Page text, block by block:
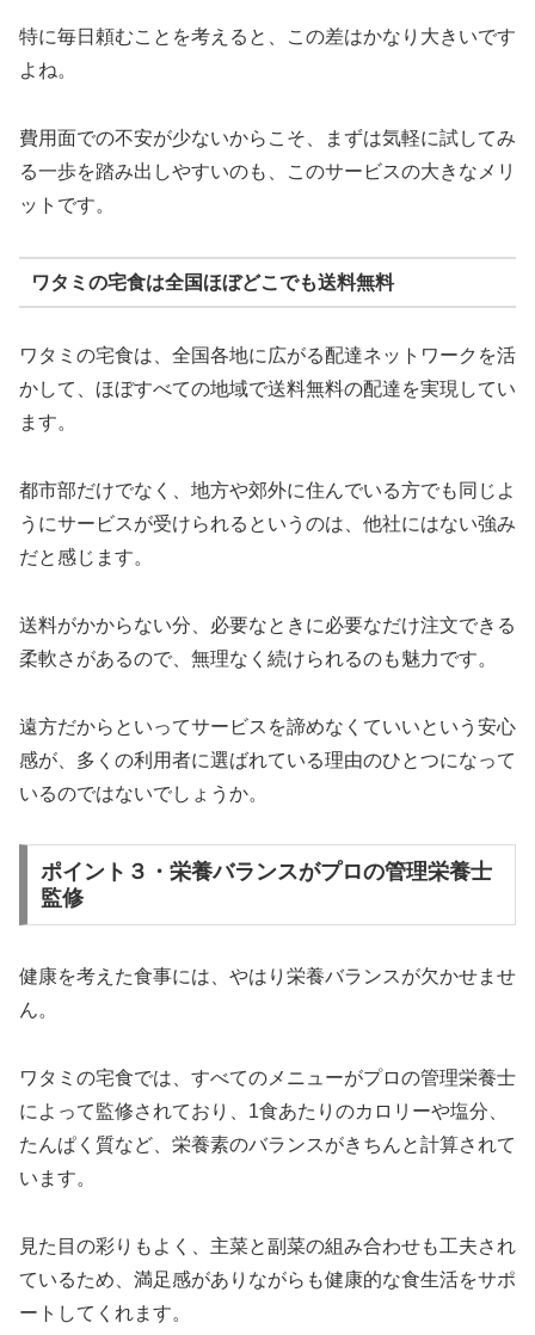
特に毎日頼むことを考えると、この差はかなり大きいです
よね。
費用面での不安が少ないからこそ、まずは気軽に試してみ
る一歩を踏み出しやすいのも、このサービスの大きなメリ
ットです。
ワタミの宅食は全国ほぼどこでも送料無料
ワタミの宅食は、全国各地に広がる配達ネットワークを活
かして、ほぼすべての地域で送料無料の配達を実現してい
ます。
都市部だけでなく、地方や郊外に住んでいる方でも同じよ
うにサービスが受けられるというのは、他社にはない強み
だと感じます。
送料がかからない分、必要なときに必要なだけ注文できる
柔軟さがあるので、無理なく続けられるのも魅力です。
遠方だからといってサービスを諦めなくていいという安心
感が、多くの利用者に選ばれている理由のひとつになって
いるのではないでしょうか。
ポイント３・栄養バランスがプロの管理栄養士
監修
健康を考えた食事には、やはり栄養バランスが欠かせませ
ん。
ワタミの宅食では、すべてのメニューがプロの管理栄養士
によって監修されており、1食あたりのカロリーや塩分、
たんぱく質など、栄養素のバランスがきちんと計算されて
います。
見た目の彩りもよく、主菜と副菜の組み合わせも工夫され
ているため、満足感がありながらも健康的な食生活をサポ
ートしてくれます。